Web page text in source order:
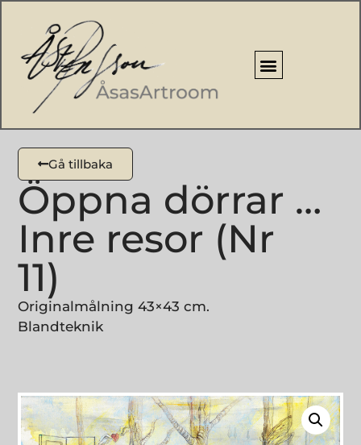
Gå tillbaka
Öppna dörrar …
Inre resor (Nr
11)
Originalmålning 43×43 cm.
Blandteknik